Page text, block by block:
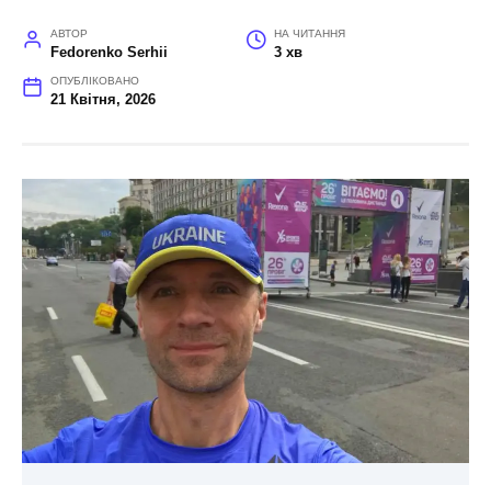
АВТОР
Fedorenko Serhii
НА ЧИТАННЯ
3 хв
ОПУБЛІКОВАНО
21 Квітня, 2026